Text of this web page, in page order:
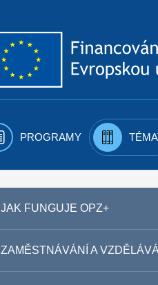
PROGRAMY
JAK FUNGUJE OPZ+
ZAMĚSTNÁVÁNÍ A